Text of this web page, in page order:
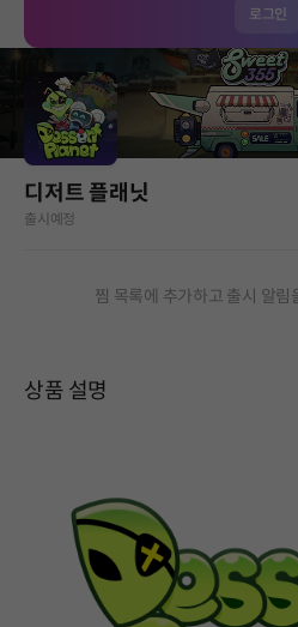
로그인
디저트 플래닛
출시예정
찜 목록에 추가하고 출시 알림
상품 설명